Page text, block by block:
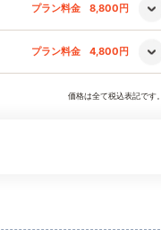
プラン料金 8,800円
プラン料金 4,800円
価格は全て税込表記です。